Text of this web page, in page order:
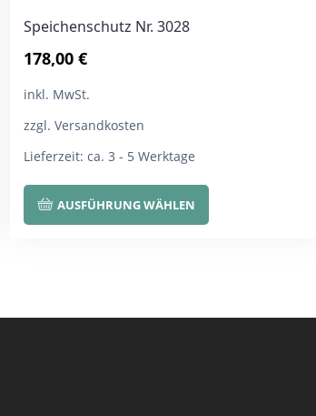
Speichenschutz Nr. 3028
178,00 €
inkl. MwSt.
zzgl. Versandkosten
Lieferzeit: ca. 3 - 5 Werktage
AUSFÜHRUNG WÄHLEN
Dieses
auf.